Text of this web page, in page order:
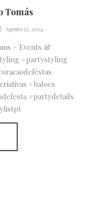
Tomás
Agosto 27, 2024
– Events &
#partystyling
#baloes
#partydetails